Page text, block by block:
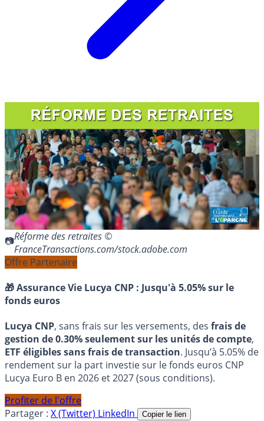
Réforme des retraites ©
FranceTransactions.com/stock.adobe.com
Offre Partenaire
🎁 Assurance Vie Lucya CNP : Jusqu'à 5.05% sur le
fonds euros
Lucya CNP, sans frais sur les versements, des frais de
gestion de 0.30% seulement sur les unités de compte,
ETF éligibles sans frais de transaction. Jusqu’à 5.05% de
rendement sur la part investie sur le fonds euros CNP
Lucya Euro B en 2026 et 2027 (sous conditions).
Profiter de l'offre
Partager : X (Twitter) LinkedIn Copier le lien